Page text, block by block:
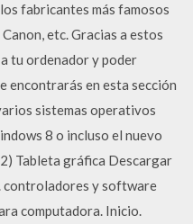
fabricantes más famosos
etc. Gracias a estos
tu ordenador y poder
encontrarás en esta sección
sistemas operativos
8 o incluso el nuevo
Tableta gráfica Descargar
controladores y software
computadora. Inicio.